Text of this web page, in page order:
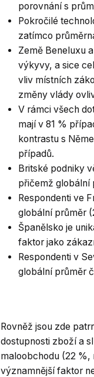
porovnání s
Pokročilé
zatímco
Země Beneluxu
výkyvy, a sice
vliv místních
změny vlády
V rámci všech
mají v 81 %
kontrastu s
případů.
Britské podniky
přičemž globální
Respondenti ve
globální průměr
Španělsko je
faktor jako
Respondenti v
globální průměr
Rovněž jsou zde
dostupnosti zboží a
maloobchodu (22
významnější faktor